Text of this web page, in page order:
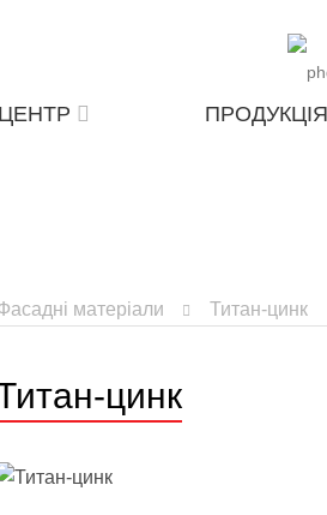
ПРОДУКЦІЯ
матеріали Титан-цинк
цинк